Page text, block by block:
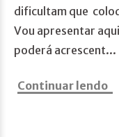
dificultam que
Vou apresentar
poderá acrescent...
Continuar lendo